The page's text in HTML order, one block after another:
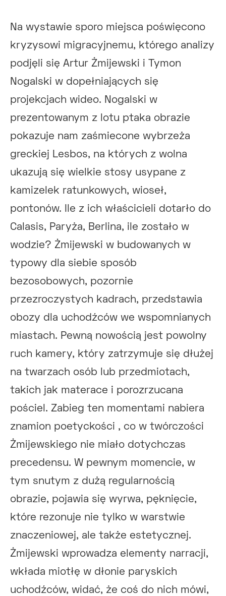
Na wystawie sporo miejsca poświęcono
kryzysowi migracyjnemu, którego analizy
podjęli się Artur Żmijewski i Tymon
Nogalski w dopełniających się
projekcjach wideo. Nogalski w
prezentowanym z lotu ptaka obrazie
pokazuje nam zaśmiecone wybrzeża
greckiej Lesbos, na których z wolna
ukazują się wielkie stosy usypane z
kamizelek ratunkowych, wioseł,
pontonów. Ile z ich właścicieli dotarło do
Calasis, Paryża, Berlina, ile zostało w
wodzie? Żmijewski w budowanych w
typowy dla siebie sposób
bezosobowych, pozornie
przezroczystych kadrach, przedstawia
obozy dla uchodźców we wspomnianych
miastach. Pewną nowością jest powolny
ruch kamery, który zatrzymuje się dłużej
na twarzach osób lub przedmiotach,
takich jak materace i porozrzucana
pościel. Zabieg ten momentami nabiera
znamion poetyckości , co w twórczości
Żmijewskiego nie miało dotychczas
precedensu. W pewnym momencie, w
tym snutym z dużą regularnością
obrazie, pojawia się wyrwa, pęknięcie,
które rezonuje nie tylko w warstwie
znaczeniowej, ale także estetycznej.
Żmijewski wprowadza elementy narracji,
wkłada miotłę w dłonie paryskich
uchodźców, widać, że coś do nich mówi,